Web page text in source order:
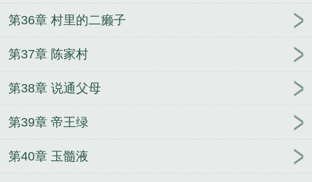
第36章 村里的二癞子
第37章 陈家村
第38章 说通父母
第39章 帝王绿
第40章 玉髓液